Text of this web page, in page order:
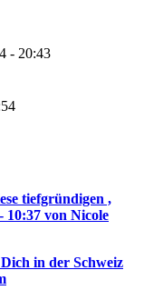
- 20:43
tiefgründigen ,
10:37 von Nicole
in der Schweiz